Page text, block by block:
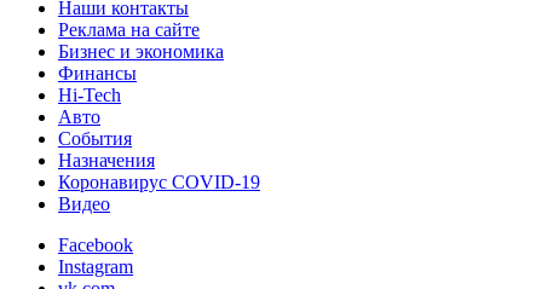
Наши контакты
Реклама на сайте
Бизнес и экономика
Финансы
Hi-Tech
Авто
События
Назначения
Коронавирус COVID-19
Видео
Facebook
Instagram